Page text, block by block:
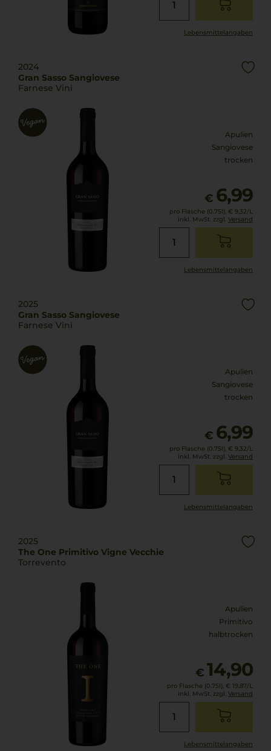
Lebensmittel­angaben
2024
Gran Sasso Sangiovese
Farnese Vini
Apulien
Sangiovese
trocken
€ 6,99
pro Flasche (0.75l), € 9,32/L
inkl. MwSt. zzgl. Versand
Lebensmittel­angaben
2025
Gran Sasso Sangiovese
Farnese Vini
Apulien
Sangiovese
trocken
€ 6,99
pro Flasche (0.75l), € 9,32/L
inkl. MwSt. zzgl. Versand
Lebensmittel­angaben
2025
The One Primitivo Vigne Vecchie
Torrevento
Apulien
Primitivo
halbtrocken
€ 14,90
pro Flasche (0.75l), € 19,87/L
inkl. MwSt. zzgl. Versand
Lebensmittel­angaben